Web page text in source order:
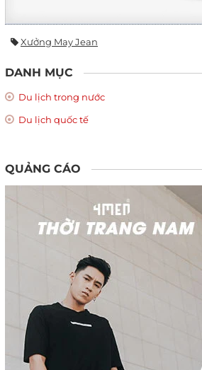
Xưởng May Jean
DANH MỤC
Du lịch trong nước
Du lịch quốc tế
QUẢNG CÁO